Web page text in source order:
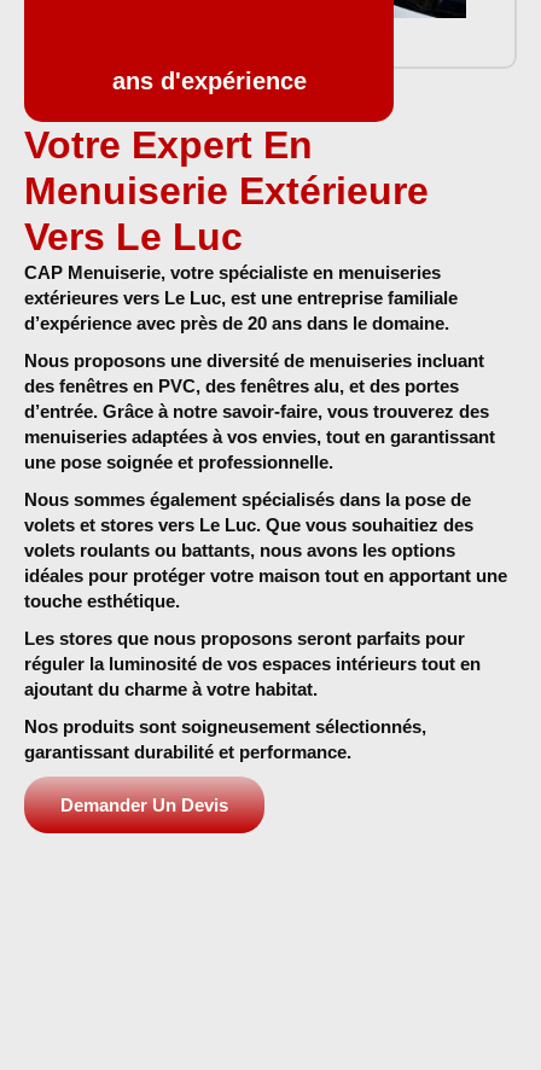
ans d'expérience
Votre Expert En
Menuiserie Extérieure
Vers Le Luc
CAP Menuiserie, votre spécialiste en menuiseries
extérieures vers Le Luc, est une entreprise familiale
d’expérience avec près de 20 ans dans le domaine.
Nous proposons une diversité de menuiseries incluant
des fenêtres en PVC, des fenêtres alu, et des portes
d’entrée. Grâce à notre savoir-faire, vous trouverez des
menuiseries adaptées à vos envies, tout en garantissant
une pose soignée et professionnelle.
Nous sommes également spécialisés dans lapose de
volets et stores vers Le Luc. Que vous souhaitiez des
volets roulants ou battants, nous avons les options
idéales pour protéger votre maison tout en apportant une
touche esthétique.
Les stores que nous proposons seront parfaits pour
réguler la luminosité de vos espaces intérieurs tout en
ajoutant du charme à votre habitat.
Nos produits sont soigneusement sélectionnés,
garantissant durabilité et performance.
Demander Un Devis